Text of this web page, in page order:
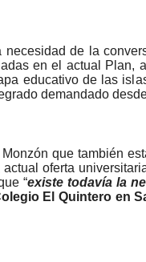
de la
en el actual Plan,
educativo de las
demandado
que también
oferta
“existe todavía la
El Quintero en